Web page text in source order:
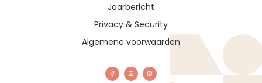
Algemene voorwaarden
Privacy & Security
Jaarbericht